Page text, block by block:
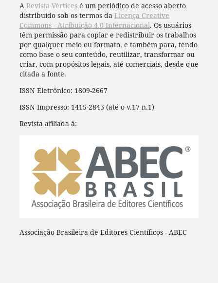
A Revista Vérticesé um periódico de acesso aberto
distribuído sob os termos da Licença Creative
Commons - Atribuição 4.0 Internacional. Os usuários
têm permissão para copiar e redistribuir os trabalhos
por qualquer meio ou formato, e também para, tendo
como base o seu conteúdo, reutilizar, transformar ou
criar, com propósitos legais, até comerciais, desde que
citada a fonte.
ISSN Eletrônico: 1809-2667
ISSN Impresso: 1415-2843 (até o v.17 n.1)
Revista afiliada à:
Associação Brasileira de Editores Científicos - ABEC